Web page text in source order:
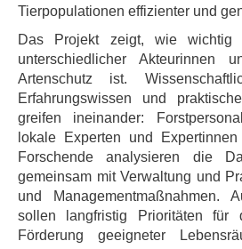
Tierpopulationen effizienter und
Das Projekt zeigt, wie wichtig
unterschiedlicher Akteurinnen
Artenschutz ist.
Erfahrungswissen und
greifen ineinander:
lokale Experten und
Forschende analysieren die
gemeinsam mit Verwaltung und
und Managementmaßnahmen.
sollen langfristig Prioritäten
Förderung geeigneter